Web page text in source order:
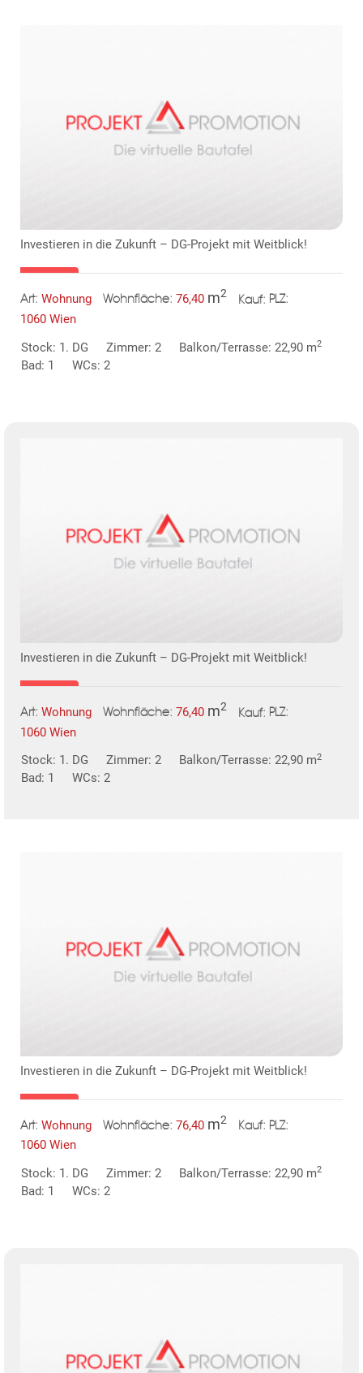
Investieren in die Zukunft – DG-Projekt mit Weitblick!
Art: Wohnung Wohnfläche: 76,40 m2 Kauf: PLZ:
1060 Wien
Stock: 1. DG
Zimmer: 2 Balkon/Terrasse: 22,90 m2
Bad: 1 WCs: 2
Investieren in die Zukunft – DG-Projekt mit Weitblick!
Art: Wohnung Wohnfläche: 76,40 m2 Kauf: PLZ:
1060 Wien
Stock: 1. DG
Zimmer: 2 Balkon/Terrasse: 22,90 m2
Bad: 1 WCs: 2
Investieren in die Zukunft – DG-Projekt mit Weitblick!
Art: Wohnung Wohnfläche: 76,40 m2 Kauf: PLZ:
1060 Wien
Stock: 1. DG
Zimmer: 2 Balkon/Terrasse: 22,90 m2
Bad: 1 WCs: 2